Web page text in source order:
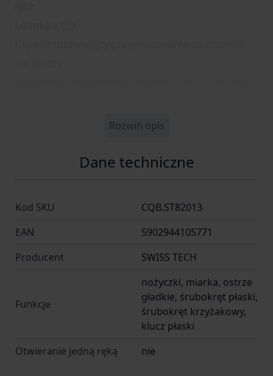
Czerwony kolor narzędzia dla łatwej identyfikacji
Rozwiń opis
Dane techniczne
Kod SKU
CQB.ST82013
EAN
5902944105771
Producent
SWISS TECH
Funkcje
nożyczki, miarka, ostrze
gładkie, śrubokręt płaski,
śrubokręt krzyżakowy,
klucz płaski
Otwieranie jedną ręką
nie